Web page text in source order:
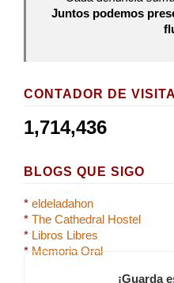
Juntos podemos
CONTADOR DE
1,714,436
BLOGS QUE SIGO
* eldeladahon
* The Cathedral Hostel
* Libros Libres
* Memoria Oral
¡Guarda